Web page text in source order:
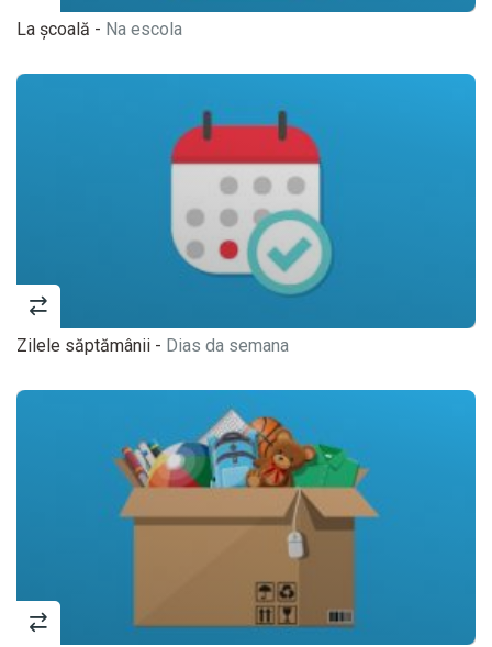
La școală - Na escola
Zilele săptămânii - Dias da semana